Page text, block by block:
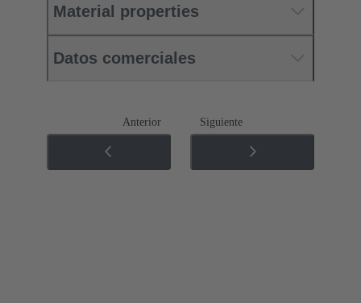
Material properties
Datos comerciales
Anterior Siguiente